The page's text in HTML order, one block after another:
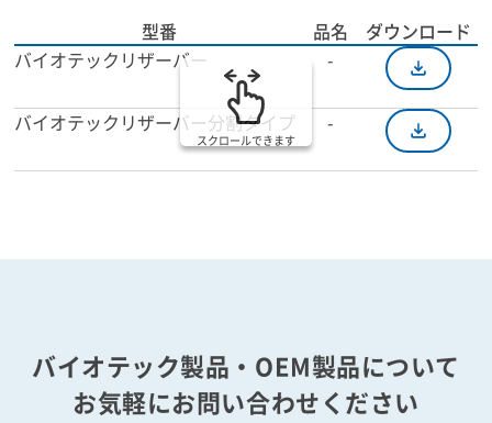
型番 品名
ダウンロード
バイオテックリザーバー
-
バイオテックリザーバー分割タイプ -
スクロールできます
バイオテック製品・OEM製品について
お気軽にお問い合わせください